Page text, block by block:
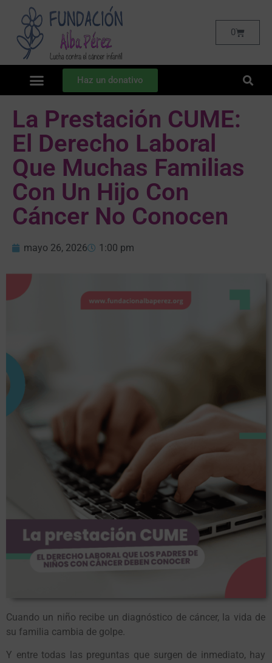
0
Haz un donativo
La Prestación CUME:
El Derecho Laboral
Que Muchas Familias
Con Un Hijo Con
Cáncer No Conocen
mayo 26, 2026 1:00 pm
Cuando un niño recibe un diagnóstico de cáncer, la vida de
su familia cambia de golpe.
Y entretodas las preguntas que surgen de inmediato, hay